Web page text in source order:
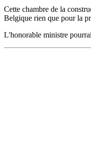
Cette chambre de la
Belgique rien que pour la
L'honorable ministre